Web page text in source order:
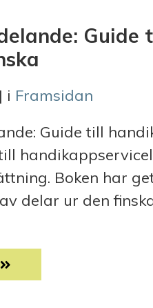
| i Framsidan
Guide till
Boken har
delar ur den
GUIDE TILL